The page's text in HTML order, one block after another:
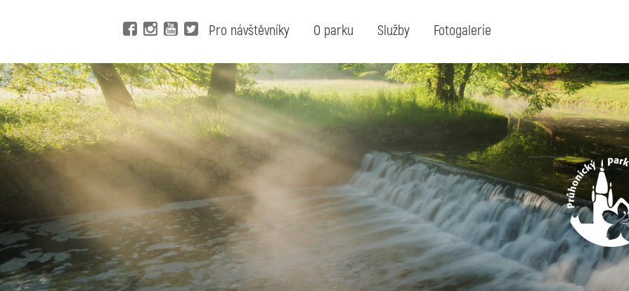
Pro návštěvníky O parku Služby Fotogalerie
Vyhledejte klíčové slovo nebo výraz: Hledaný
výraz: